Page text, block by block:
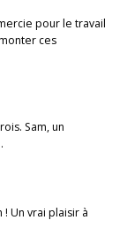
pour le travail
ces
Sam, un
Un vrai plaisir à